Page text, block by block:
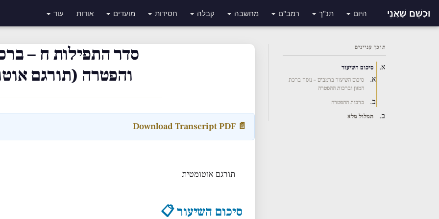
וּכְשֵׁם שֶׁאֲנִי היום תנ"ך רמב"ם מחשבה קבלה חסידות מועדים אודות עוד
תוכן עניינים
סיכום השיעור
סיכום השיעור ברמב״ם – נוסח ברכת
המזון וברכות ההפטרה
ברכות ההפטרה
תמלול מלא
סדר התפילות ח –
והפטרה (תורגם
📄 Download Transcript PDF
תורגם אוטומטית
סיכום השיעור 📋